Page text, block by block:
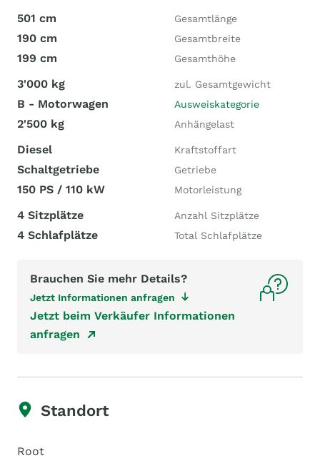
501 cm Gesamtlänge
190 cm Gesamtbreite
199 cm Gesamthöhe
3'000 kg zul. Gesamtgewicht
B - Motorwagen Ausweiskategorie
2'500 kg Anhängelast
Diesel Kraftstoffart
Schaltgetriebe Getriebe
150 PS / 110 kW Motorleistung
4 Sitzplätze Anzahl Sitzplätze
4 Schlafplätze Total Schlafplätze
Brauchen Sie mehr Details?
Jetzt Informationen anfragen
Jetzt beim Verkäufer Informationen
anfragen
Standort
Root